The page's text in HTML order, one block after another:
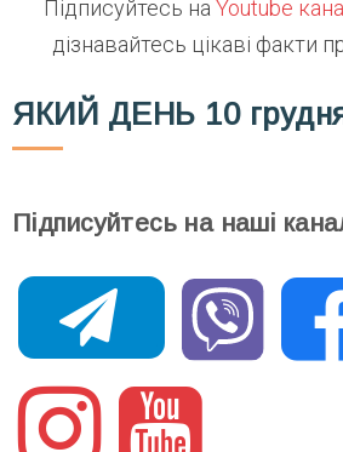
Підписуйтесь на Youtube
дізнавайтесь цікаві факти
ЯКИЙ ДЕНЬ 10
Підписуйтесь на наші